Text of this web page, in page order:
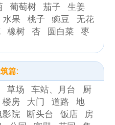
葡萄树 茄子
生姜
水果 桃子 豌豆
无花
橡树 杏 圆白菜
枣
篇:
草场 车站、月台
厨
楼房 大门 道路
地
影院 断头台 饭店
房